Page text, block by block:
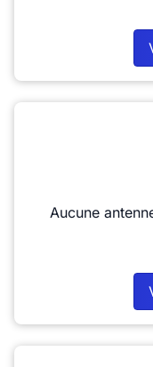
Aucune